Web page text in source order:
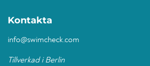
Kontakta
info@swimcheck.com
Tillverkad i Berlin